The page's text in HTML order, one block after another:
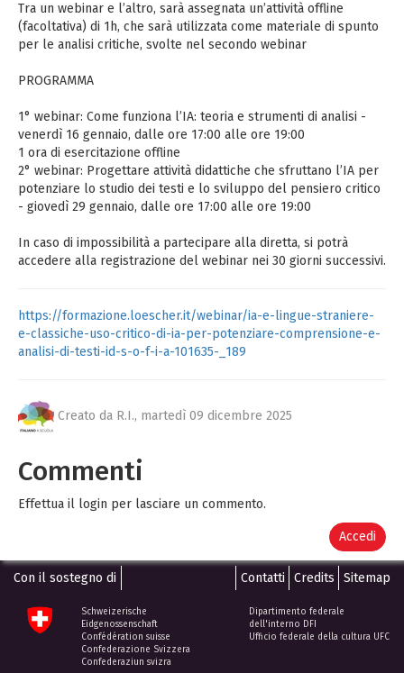
Tra un webinar e l’altro, sarà assegnata un’attività offline
(facoltativa) di 1h, che sarà utilizzata come materiale di spunto
per le analisi critiche, svolte nel secondo webinar
PROGRAMMA
1° webinar: Come funziona l’IA: teoria e strumenti di analisi -
venerdì 16 gennaio, dalle ore 17:00 alle ore 19:00
1 ora di esercitazione offline
2° webinar: Progettare attività didattiche che sfruttano l’IA per
potenziare lo studio dei testi e lo sviluppo del pensiero critico
- giovedì 29 gennaio, dalle ore 17:00 alle ore 19:00
In caso di impossibilità a partecipare alla diretta, si potrà
accedere alla registrazione del webinar nei 30 giorni successivi.
https://formazione.loescher.it/webinar/ia-e-lingue-straniere-
e-classiche-uso-critico-di-ia-per-potenziare-comprensione-e-
analisi-di-testi-id-s-o-f-i-a-101635-_189
Creato da R.I., martedì 09 dicembre 2025
Commenti
Effettua il login per lasciare un commento.
Accedi
Con il sostegno di Contatti Credits Sitemap
Schweizerische
Eidgenossenschaft
Confédération suisse
Confederazione Svizzera
Confederaziun svizra
Dipartimento federale
dell'interno DFI
Ufficio federale della cultura UFC